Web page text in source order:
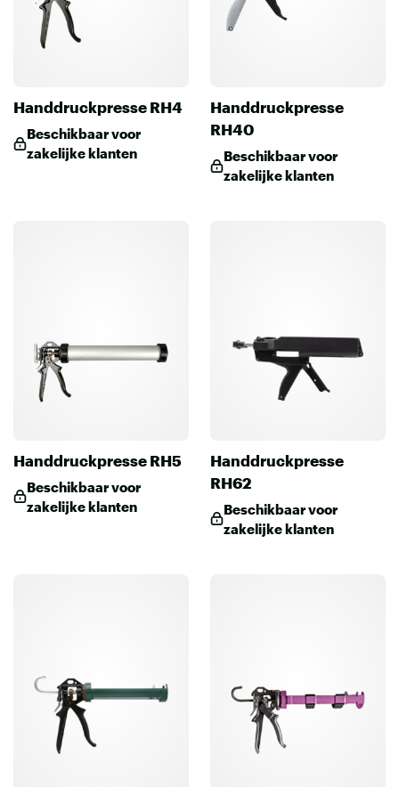
Handdruckpresse RH4
Beschikbaar voor
zakelijke klanten
Handdruckpresse
RH40
Beschikbaar voor
zakelijke klanten
Handdruckpresse RH5
Beschikbaar voor
zakelijke klanten
Handdruckpresse
RH62
Beschikbaar voor
zakelijke klanten